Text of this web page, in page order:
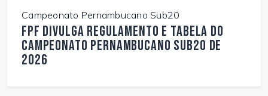
Campeonato Pernambucano Sub20
FPF divulga regulamento e tabela do
Campeonato Pernambucano Sub20 de
2026